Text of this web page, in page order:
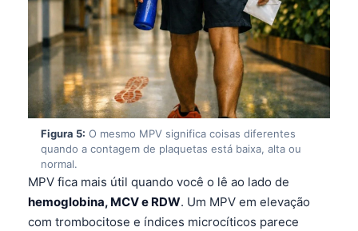
Figura 5: O mesmo MPV significa coisas diferentes
quando a contagem de plaquetas está baixa, alta ou
normal.
MPV fica mais útil quando você o lê ao lado de
hemoglobina, MCV e RDW. Um MPV em elevação
com trombocitose e índices microcíticos parece